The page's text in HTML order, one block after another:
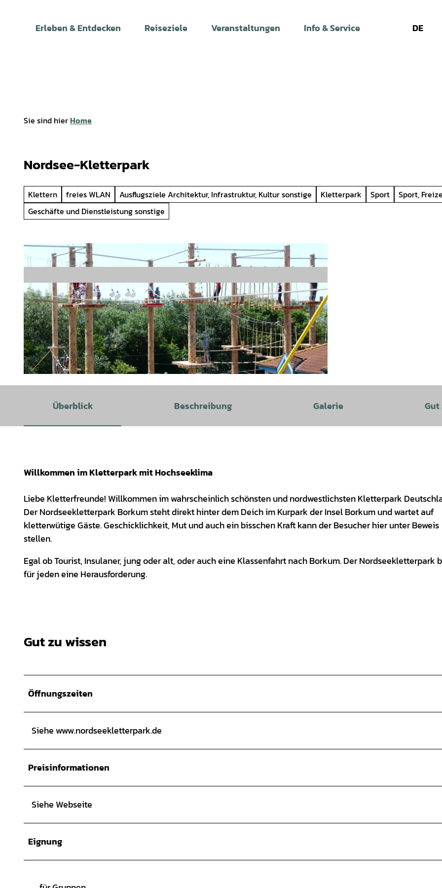
Erleben & Entdecken Reiseziele Veranstaltungen Info & Service DE
Sie sind hierHome
Nordsee-Kletterpark
Klettern freies WLAN Ausflugsziele Architektur, Infrastruktur, Kultur sonstige Kletterpark Sport
Sport,
Geschäfte und Dienstleistung sonstige
Überblick Beschreibung Galerie Gut
Willkommen im Kletterpark mit Hochseeklima
Liebe Kletterfreunde! Willkommen im wahrscheinlich schönsten und nordwestlichsten Kletterpark
Der Nordseekletterpark Borkum steht direkt hinter dem Deich im Kurpark der Insel Borkum und wartet auf
kletterwütige Gäste. Geschicklichkeit, Mut und auch ein bisschen Kraft kann der Besucher hier unter Beweis
stellen.
Egal ob Tourist, Insulaner, jung oder alt, oder auch eine Klassenfahrt nach Borkum. Der Nordseekletterpark
für jeden eine Herausforderung.
Gut zu wissen
Öffnungszeiten
Siehe www.nordseekletterpark.de
Preisinformationen
Siehe Webseite
Eignung